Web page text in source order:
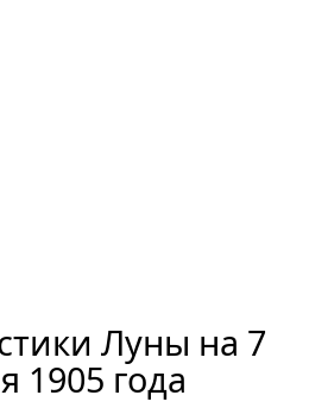
Луны на 7
1905 года